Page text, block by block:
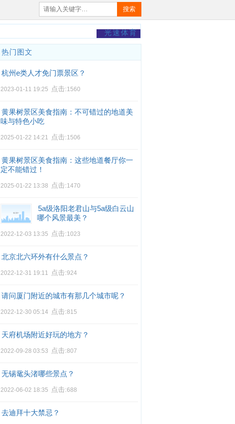
搜索
光速体育
热门图文
杭州e类人才免门票景区？
2023-01-11 19:25 点击:1560
黄果树景区美食指南：不可错过的地道美
味与特色小吃
2025-01-22 14:21 点击:1506
黄果树景区美食指南：这些地道餐厅你一
定不能错过！
2025-01-22 13:38 点击:1470
5a级洛阳老君山与5a级白云山
哪个风景最美？
2022-12-03 13:35 点击:1023
北京北六环外有什么景点？
2022-12-31 19:11 点击:924
请问厦门附近的城市有那几个城市呢？
2022-12-30 05:14 点击:815
天府机场附近好玩的地方？
2022-09-28 03:53 点击:807
无锡鼋头渚哪些景点？
2022-06-02 18:35 点击:688
去迪拜十大禁忌？